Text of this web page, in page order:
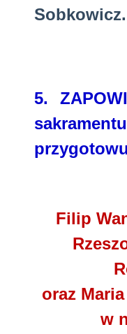
Sobkowicz.
5.
Filip
oraz
w